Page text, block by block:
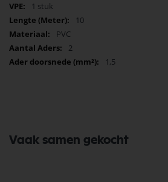
1 stuk
10
PVC
2
1,5
Vaak samen gekocht